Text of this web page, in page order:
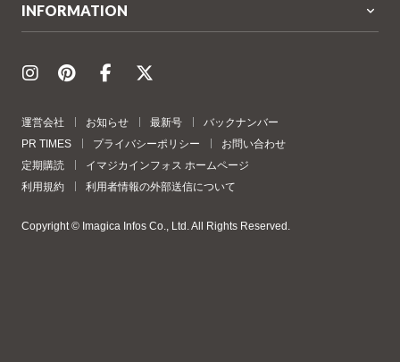
INFORMATION
運営会社 お知らせ 最新号
バックナンバー
PR TIMES
プライバシーポリシー
お問い合わせ
定期購読
イマジカインフォス ホームページ
利用規約
利用者情報の外部送信について
Copyright © Imagica Infos Co., Ltd. All Rights Reserved.